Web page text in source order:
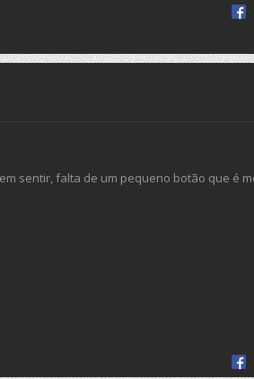
sentir, falta de um pequeno botão que é